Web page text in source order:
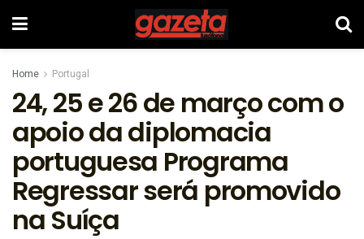
Home Portugal
24, 25 e 26 de março com o
apoio da diplomacia
portuguesa Programa
Regressar será promovido
na Suíça